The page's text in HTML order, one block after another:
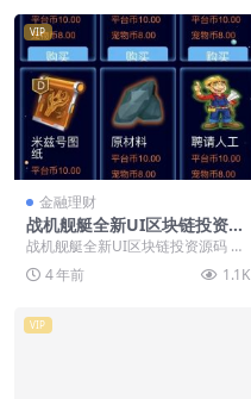
VIP
金融理财
战机舰艇全新UI区块链投资源
码
战机舰艇全新UI区块链投资源码 测
试环境 php7.0+ng+redis+云数据...
4 年前 1.1K
VIP